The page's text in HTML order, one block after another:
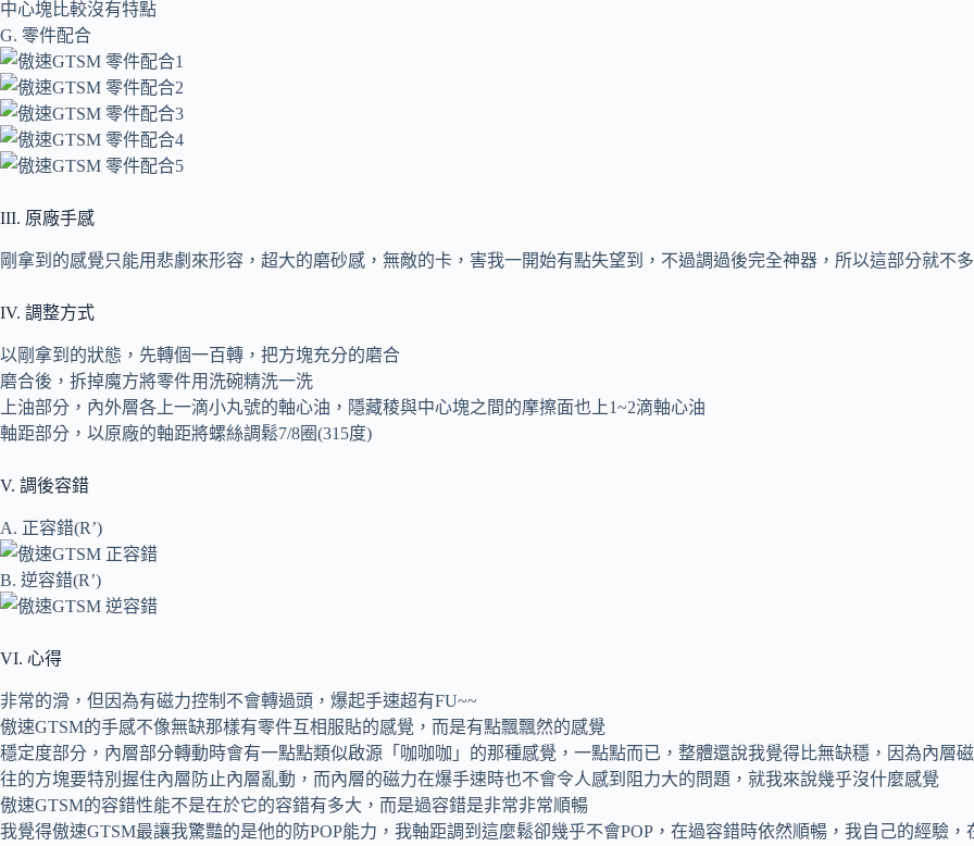
中心塊比較沒有特點
G. 零件配合
III. 原廠手感
剛拿到的感覺只能用悲劇來形容，超大的磨砂感，無敵的卡，害我一開始有點失望到，不過調過後完全神器，所以這部分就不
IV. 調整方式
以剛拿到的狀態，先轉個一百轉，把方塊充分的磨合
磨合後，拆掉魔方將零件用洗碗精洗一洗
上油部分，內外層各上一滴小丸號的軸心油，隱藏稜與中心塊之間的摩擦面也上1~2滴軸心油
軸距部分，以原廠的軸距將螺絲調鬆7/8圈(315度)
V. 調後容錯
A. 正容錯(R’)
B. 逆容錯(R’)
VI. 心得
非常的滑，但因為有磁力控制不會轉過頭，爆起手速超有FU~~
傲速GTSM的手感不像無缺那樣有零件互相服貼的感覺，而是有點飄飄然的感覺
穩定度部分，內層部分轉動時會有一點點類似啟源「咖咖咖」的那種感覺，一點點而已，整體還說我覺得比無缺穩，因為內層
往的方塊要特別握住內層防止內層亂動，而內層的磁力在爆手速時也不會令人感到阻力大的問題，就我來說幾乎沒什麼感覺
傲速GTSM的容錯性能不是在於它的容錯有多大，而是過容錯是非常非常順暢
我覺得傲速GTSM最讓我驚豔的是他的防POP能力，我軸距調到這麼鬆卻幾乎不會POP，在過容錯時依然順暢，我自己的經驗